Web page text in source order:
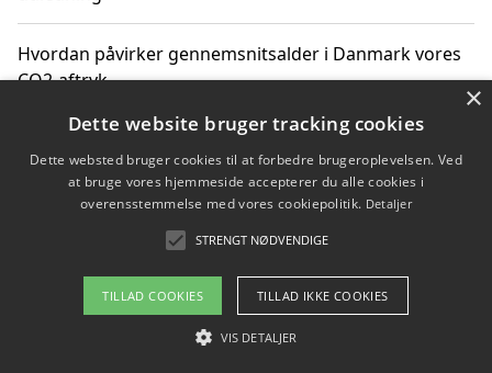
Hvordan påvirker gennemsnitsalder i Danmark vores
CO2-aftryk
Hvordan nyheder om CO2-udledning påvirker vores
hverdag
Om / kontakt
Blog Betingelser
×
Dette website bruger tracking cookies
Dette websted bruger cookies til at forbedre brugeroplevelsen. Ved
at bruge vores hjemmeside accepterer du alle cookies i
overensstemmelse med vores cookiepolitik. Detaljer
STRENGT NØDVENDIGE
TILLAD COOKIES TILLAD IKKE COOKIES
VIS DETALJER